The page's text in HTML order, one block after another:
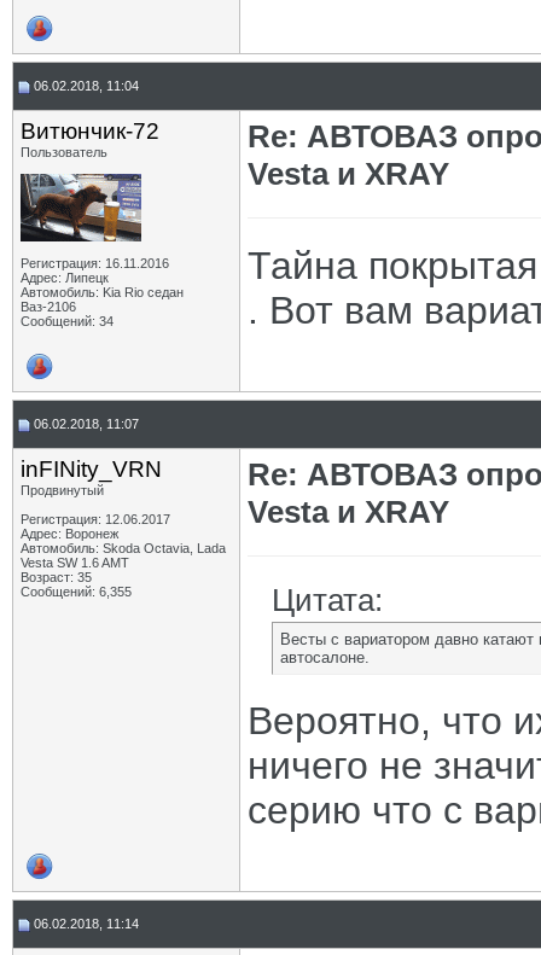
06.02.2018, 11:04
Витюнчик-72
Пользователь
Регистрация: 16.11.2016
Адрес: Липецк
Автомобиль: Kia Rio седан
Ваз-2106
Сообщений: 34
Re: АВТОВАЗ
Vesta и XRAY
Тайна
. Вот вам
06.02.2018, 11:07
inFINity_VRN
Продвинутый
Регистрация: 12.06.2017
Адрес: Воронеж
Автомобиль: Skoda Octavia, Lada
Vesta SW 1.6 AMT
Возраст: 35
Сообщений: 6,355
Re: АВТОВАЗ
Vesta и XRAY
Цитата:
Весты с вариатором давно
автосалоне.
Вероятно, что
ничего не
серию что с
06.02.2018, 11:14